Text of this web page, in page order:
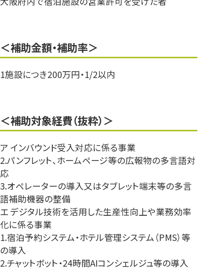
＜補助金額・補助率＞
1施設につき200万円・1/2以内
＜補助対象経費（抜粋）＞
ア インバウンド受入対応に係る事業
2.パンフレット、ホームページ等の広報物の多言語対
応
3.オペレーターの導入又はタブレット端末等の多言
語補助機器の整備
エ デジタル技術を活用した生産性向上や業務効率
化に係る事業
1.宿泊予約システム・ホテル管理システム（PMS）等
の導入
2.チャットボット・24時間AIコンシェルジュ等の導入